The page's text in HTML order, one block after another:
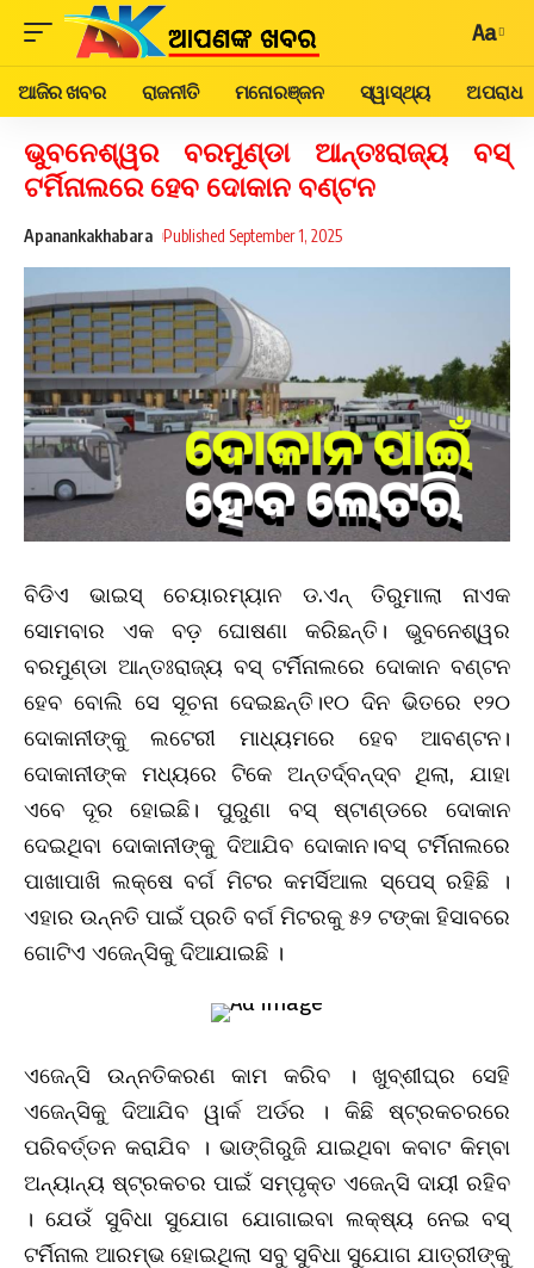
Aa
ଆଜିର ଖବର ରାଜନୀତି ମନୋରଞ୍ଜନ ସ୍ୱାସ୍ଥ୍ୟ ଅପରାଧ
ଭୁବନେଶ୍ୱର ବରମୁଣ୍ଡା ଆନ୍ତଃରାଜ୍ୟ ବସ୍‌
ଟର୍ମିନାଲରେ ହେବ ଦୋକାନ ବଣ୍ଟନ
Apanankakhabara Published September 1, 2025
ବିଡିଏ ଭାଇସ୍‌ ଚେୟାରମ୍ୟାନ ଡ.ଏନ୍‌ ତିରୁମାଲା ନାଏକ
ସୋମବାର ଏକ ବଡ଼ ଘୋଷଣା କରିଛନ୍ତି। ଭୁବନେଶ୍ୱର
ବରମୁଣ୍ଡା ଆନ୍ତଃରାଜ୍ୟ ବସ୍‌ ଟର୍ମିନାଲରେ ଦୋକାନ ବଣ୍ଟନ
ହେବ ବୋଲି ସେ ସୂଚନା ଦେଇଛନ୍ତି।୧୦ ଦିନ ଭିତରେ ୧୨୦
ଦୋକାନୀଙ୍କୁ ଲଟେରୀ ମାଧ୍ୟମରେ ହେବ ଆବଣ୍ଟନ।
ଦୋକାନୀଙ୍କ ମଧ୍ୟରେ ଟିକେ ଅନ୍ତର୍ଦ୍ବନ୍ଦ୍ବ ଥିଲା, ଯାହା
ଏବେ ଦୂର ହୋଇଛି। ପୁରୁଣା ବସ୍ ଷ୍ଟାଣ୍ଡରେ ଦୋକାନ
ଦେଇଥିବା ଦୋକାନୀଙ୍କୁ ଦିଆଯିବ ଦୋକାନ।ବସ୍ ଟର୍ମିନାଲରେ
ପାଖାପାଖି ଲକ୍ଷେ ବର୍ଗ ମିଟର କମର୍ସିଆଲ ସ୍ପେସ୍ ରହିଛି ।
ଏହାର ଉନ୍ନତି ପାଇଁ ପ୍ରତି ବର୍ଗ ମିଟରକୁ ୫୨ ଟଙ୍କା ହିସାବରେ
ଗୋଟିଏ ଏଜେନ୍ସିକୁ ଦିଆଯାଇଛି ।
ଏଜେନ୍ସି ଉନ୍ନତିକରଣ କାମ କରିବ । ଖୁବ୍‌ଶୀଘ୍ର ସେହି
ଏଜେନ୍ସିକୁ ଦିଆଯିବ ୱାର୍କ ଅର୍ଡର । କିଛି ଷ୍ଟ୍ରକଚରରେ
ପରିବର୍ତ୍ତନ କରାଯିବ । ଭାଙ୍ଗିରୁଜି ଯାଇଥିବା କବାଟ କିମ୍ବା
ଅନ୍ୟାନ୍ୟ ଷ୍ଟ୍ରକଚର ପାଇଁ ସମ୍ପୃକ୍ତ ଏଜେନ୍ସି ଦାୟୀ ରହିବ
। ଯେଉଁ ସୁବିଧା ସୁଯୋଗ ଯୋଗାଇବା ଲକ୍ଷ୍ୟ ନେଇ ବସ୍
ଟର୍ମିନାଲ ଆରମ୍ଭ ହୋଇଥିଲା ସବୁ ସୁବିଧା ସୁଯୋଗ ଯାତ୍ରୀଙ୍କୁ